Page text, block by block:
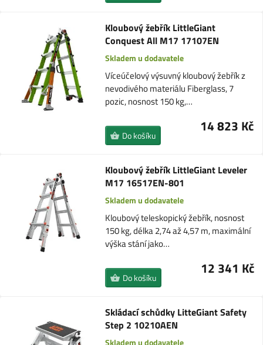
Kloubový žebřík LittleGiant
Conquest All M17 17107EN
Skladem u dodavatele
Víceúčelový výsuvný kloubový žebřík z
nevodivého materiálu Fiberglass, 7
pozic, nosnost 150 kg,…
14 823 Kč
Do košíku
Kloubový žebřík LittleGiant Leveler
M17 16517EN-801
Skladem u dodavatele
Kloubový teleskopický žebřík, nosnost
150 kg, délka 2,74 až 4,57 m, maximální
výška stání jako…
12 341 Kč
Do košíku
Skládací schůdky LitteGiant Safety
Step 2 10210AEN
Skladem u dodavatele